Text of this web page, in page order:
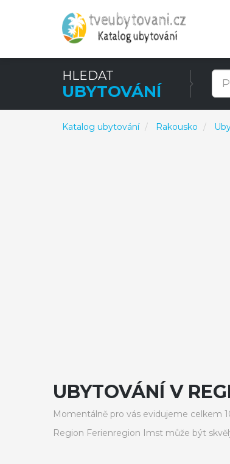
HLEDAT
UBYTOVÁNÍ
Katalog ubytování Rakousko
UBYTOVÁNÍ V
Momentálně pro vás evidujeme celkem
Region Ferienregion Imst může být